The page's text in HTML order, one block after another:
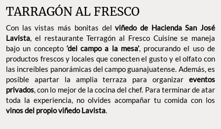
TARRAGÓN AL FRESCO
Lavista, el restaurante Terragón al Fresco Cuisine se maneja
bajo un concepto‘del campo a la mesa’, procurando el uso de
productos frescos y locales que conecten el gusto y el olfato con
las increíbles panorámicas del campo guanajuatense. Además, es
posible apartar la amplia terraza para organizareventos
privados, con lo mejor de la cocina del chef. Para terminar de atar
toda la experiencia, no olvides acompañar tu comida con los
vinos del propio viñedo Lavista.